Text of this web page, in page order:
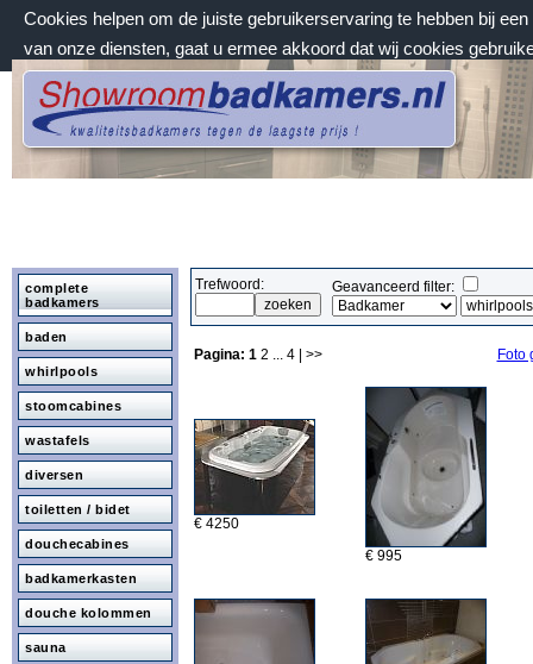
Cookies helpen om de juiste gebruikerservaring te hebben bij
van onze diensten, gaat u ermee akkoord dat wij cookies
donderdag 6 augustus 2026, 04:51 uur
Welkom bij Showroombadkamers.nl
complete
badkamers
baden
whirlpools
stoomcabines
wastafels
diversen
toiletten / bidet
douchecabines
badkamerkasten
douche kolommen
sauna
Trefwoord: Geavanceerd filter:
Pagina: 1 2 ... 4 | >> Foto
€ 4250
€ 995